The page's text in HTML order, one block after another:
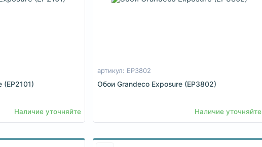
(EP2101)
Наличие уточняйте
артикул: EP3802
Обои Grandeco Exposure (EP3802)
Наличие уточняйте